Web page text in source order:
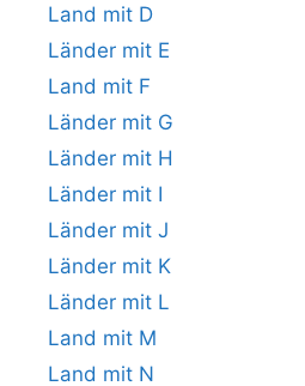
Land mit D
Länder mit E
Land mit F
Länder mit G
Länder mit H
Länder mit I
Länder mit J
Länder mit K
Länder mit L
Land mit M
Land mit N